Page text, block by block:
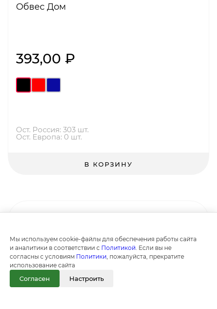
Обвес Дом
393,00 ₽
Ост. Россия: 303 шт.
Ост. Европа: 0 шт.
В КОРЗИНУ
Мы используем cookie-файлы для обеспечения работы сайта
и аналитики в соответствии с Политикой . Если вы не
согласны с условиям Политики , пожалуйста, прекратите
использование сайта
Согласен Настроить